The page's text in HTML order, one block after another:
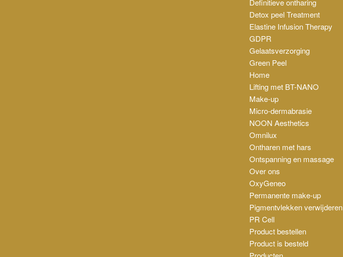
Detox peel Treatment
Elastine Infusion Therapy
GDPR
Gelaatsverzorging
Green Peel
Home
Lifting met BT-NANO
Make-up
Micro-dermabrasie
NOON Aesthetics
Omnilux
Ontharen met hars
Ontspanning en massage
Over ons
OxyGeneo
Permanente make-up
Pigmentvlekken verwijderen
PR Cell
Product bestellen
Product is besteld